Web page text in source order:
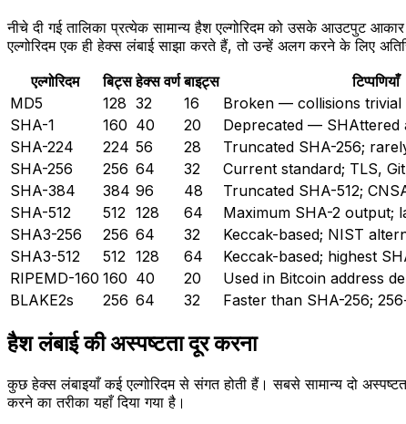
नीचे दी गई तालिका प्रत्येक सामान्य हैश एल्गोरिदम को उसके आउटपुट
एल्गोरिदम एक ही हेक्स लंबाई साझा करते हैं, तो उन्हें अलग करने के लिए
एल्गोरिदम
बिट्स हेक्स वर्ण बाइट्स
टिप्पणियाँ
MD5
128 32 16
Broken — collisions trivial
SHA-1
160 40 20
Deprecated — SHAttered
SHA-224
224 56 28
Truncated SHA-256;
SHA-256
256 64 32
Current standard; TLS,
SHA-384
384 96 48
Truncated SHA-512;
SHA-512
512 128 64
Maximum SHA-2 output;
SHA3-256
256 64 32
Keccak-based; NIST
SHA3-512
512 128 64
Keccak-based; highest
RIPEMD-160 160 40 20
Used in Bitcoin address
BLAKE2s
256 64 32 Faster than SHA-256;
हैश लंबाई की अस्पष्टता दूर करना
कुछ हेक्स लंबाइयाँ कई एल्गोरिदम से संगत होती हैं। सबसे सामान्य दो
करने का तरीका यहाँ दिया गया है।